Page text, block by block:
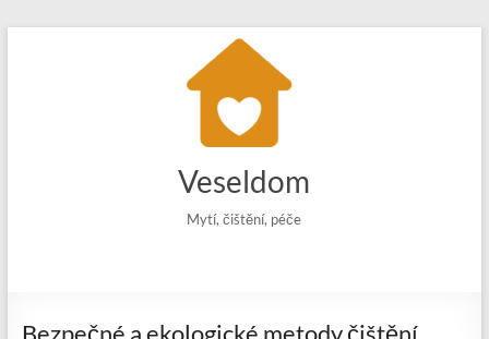
Veseldom
Mytí, čištění, péče
Bezpečné a ekologické metody čištění